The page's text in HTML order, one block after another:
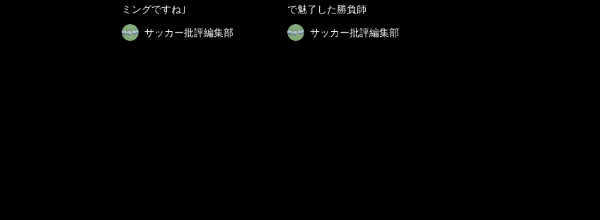
ミングですね｣
サッカー批評編集部
で魅了した勝負師
サッカー批評編集部